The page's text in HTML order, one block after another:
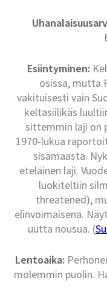
Esiintyminen:
osissa, mutta
vakituisesti vain
keltasiilikäs
sittemmin laji on
1970-lukua
sisämaasta.
eteläinen laji.
luokiteltiin
threatened),
elinvoimaisena.
uutta nousua. (
Lentoaika:
molemmin puolin.